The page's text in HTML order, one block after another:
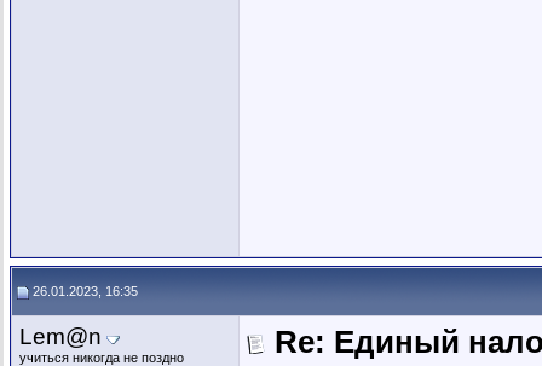
26.01.2023, 16:35
Lem@n
учиться никогда не поздно
Re: Единый